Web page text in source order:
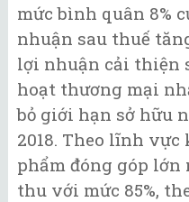
mức bình quân 8%
nhuận sau thuế
lợi nhuận cải thiện
hoạt thương mại
bỏ giới hạn sở hữu
2018. Theo lĩnh
phẩm đóng góp
thu với mức 85%,